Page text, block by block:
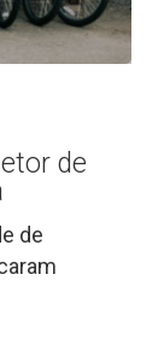
de
de